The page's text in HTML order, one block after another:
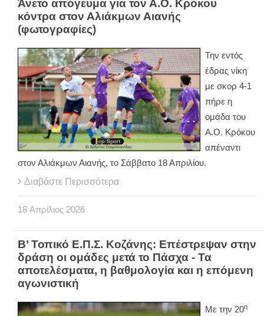
Άνετο απόγευμα για τον Α.Ο. Κρόκου
κόντρα στον Αλιάκμων Αιανής
(φωτογραφίες)
Την εντός
έδρας νίκη
με σκορ 4-1
πήρε η
ομάδα του
Α.Ο. Κρόκου
απέναντι
στον Αλιάκμων Αιανής, το Σάββατο 18 Απριλίου.
Διαβάστε Περισσότερα
18 Απρίλιος 2026
Β’ Τοπικό Ε.Π.Σ. Κοζάνης: Επέστρεψαν στην
δράση οι ομάδες μετά το Πάσχα - Τα
αποτελέσματα, η βαθμολογία και η επόμενη
αγωνιστική
Με την 20η